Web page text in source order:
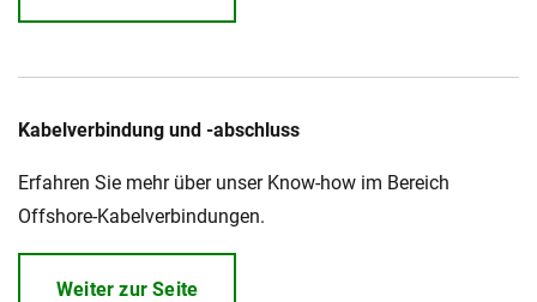
Kabelverbindung und -abschluss
Erfahren Sie mehr über unser Know-how im Bereich
Offshore-Kabelverbindungen.
Weiter zur Seite